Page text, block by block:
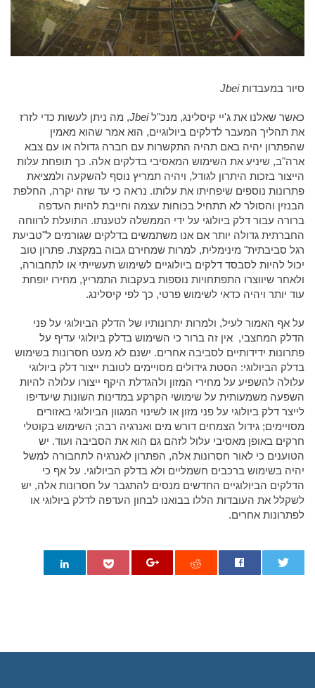
סיור במעבדותJbei
כאשר שאלנו את ג'יי קיסלינג, מנכ"לJbei, מה ניתן לעשות כדי לזרז
את תהליך המעבר לדלקים ביולוגיים, הוא אמר שהוא מאמין
שהפתרון יהיה באם תהיה התקשרות עם חברה גדולה או עם צבא
ארה"ב, שיניע את השימוש המאסיבי בדלקים אלה. כך תופחת עלות
הייצור בזכות היתרון לגודל, ויהיה תמריץ נוסף להשקעה ולמציאת
פתרונות נוספים שיפחיתו את עלותו. נראה כי עד שזה יקרה, החלפת
הבנזין והסולר לא תתחיל בכוחות עצמה וחייבת להיות העדפה
ברורה עבור דלק ביולוגי על ידי הממשלה לטענתו. התועלת לרווחה
החברתית גדולה יותר אם אנו משתמשים בדלקים שגורמים ל"טביעת
רגל סביבתית" מינימלית, למרות שמחירם גבוה במקצת. פתרון טוב
יכול להיות לסבסד דלקים ביולוגיים לשימוש תעשייתי או לתחבורה,
ולאחר שיווצרו התפתחויות נוספות בעקבות התמריץ, מחירו יופחת
עוד יותר ויהיה כדאי לשימוש פרטי, כך לפי קיסלינג.
על אף האמור לעיל, ולמרות יתרונותיו של הדלק הביולוגי על פני
הדלק המחצבי, אין זה ברור כי השימוש בדלק ביולוגי עדיף על
פתרונות ידידותיים לסביבה אחרים. ישנם לא מעט חסרונות בשימוש
בדלק הביולוגי: הסטת גידולים מסויימים לטובת ייצור דלק ביולוגי
עלולה להשפיע על מחירי המזון ולהגדלת היקף ייצורו עלולה להיות
השפעה משמעותית על שימושי הקרקע במדינות השונות שיעדיפו
לייצר דלק ביולוגי על פני מזון או לשינוי המגוון הביולוגי באזורים
מסויימים; גידול הצמחים דורש מים ואנרגיה רבה; השימוש בקוטלי
חרקים באופן מאסיבי עלול לזהם גם הוא את הסביבה ועוד. יש
הטוענים כי לאור חסרונות אלה, הפתרון לאנרגיה לתחבורה למשל
יהיה בשימוש ברכבים חשמליים ולא בדלק הביולוגי. על אף כי
הדלקים הביולוגיים החדשים מנסים להתגבר על חסרונות אלה, יש
לשקלל את העובדות הללו בבואנו לבחון העדפה לדלק ביולוגי או
לפתרונות אחרים.